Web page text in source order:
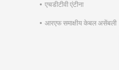
एचडीटीवी एंटीना
आरएफ समाक्षीय केबल असेंबली